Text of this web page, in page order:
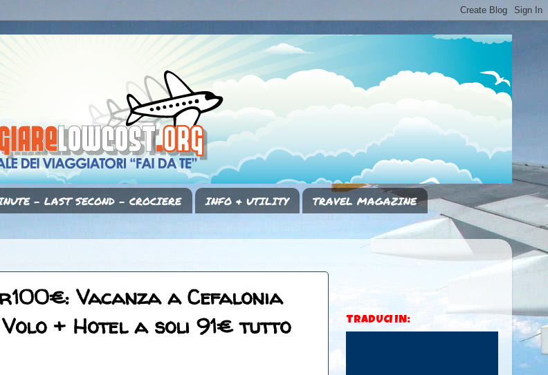
- LAST SECOND - CROCIERE INFO & UTILITY
TRAVEL MAGAZINE
Vacanza a Cefalonia
+ Hotel a soli 91€ tutto
TRADUCI IN: